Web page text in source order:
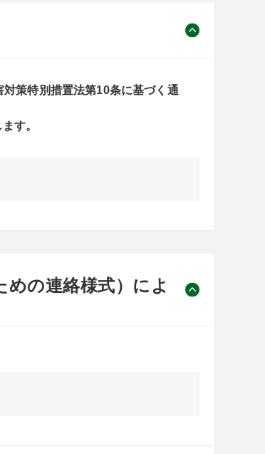
策特別措置法第10条に基づく通
す。
の連絡様式）によ